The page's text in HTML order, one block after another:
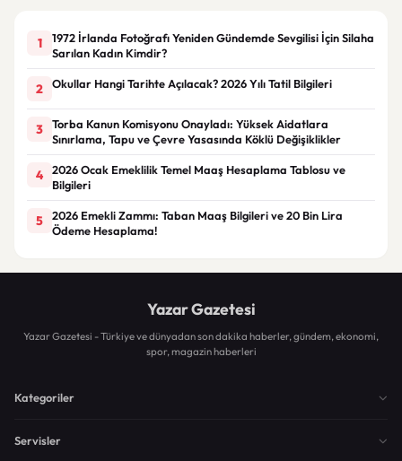
1
1972 İrlanda Fotoğrafı Yeniden Gündemde Sevgilisi İçin Silaha
Sarılan Kadın Kimdir?
2 Okullar Hangi Tarihte Açılacak? 2026 Yılı Tatil Bilgileri
3
Torba Kanun Komisyonu Onayladı: Yüksek Aidatlara
Sınırlama, Tapu ve Çevre Yasasında Köklü Değişiklikler
4
2026 Ocak Emeklilik Temel Maaş Hesaplama Tablosu ve
Bilgileri
5
2026 Emekli Zammı: Taban Maaş Bilgileri ve 20 Bin Lira
Ödeme Hesaplama!
Yazar Gazetesi
Yazar Gazetesi - Türkiye ve dünyadan son dakika haberler, gündem, ekonomi,
spor, magazin haberleri
Kategoriler
Servisler